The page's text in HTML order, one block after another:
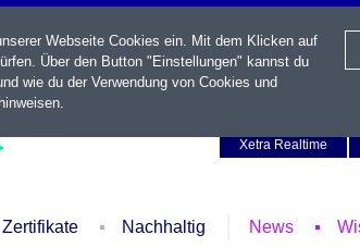
Xetra Realtime
Zertifikate Nachhaltig News
Webseite Cookies ein. Mit dem Klicken auf
Über den Button "Einstellungen" kannst du
wie du der Verwendung von Cookies und
.